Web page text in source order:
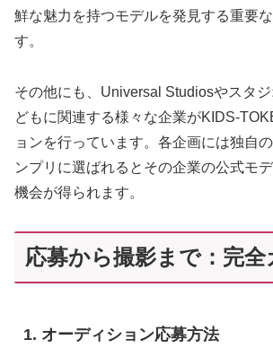
鮮な魅力を持つモデルを発見する重要
す。
その他にも、Universal Studiosやスタ
どもに関連する様々な企業がKIDS-
ョンを行っています。各企画には独自
ンプリに選ばれるとその企業の公式モ
機会が得られます。
応募から撮影まで：完全
1. オーディション応募方法